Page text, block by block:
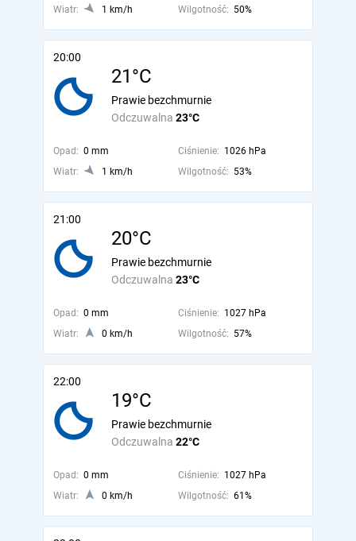
Wiatr:
1 km/h Wilgotność: 50%
20:00
21°C
Odczuwalna 23°C
Prawie bezchmurnie
Opad: 0 mm Ciśnienie: 1026 hPa
Wiatr:
1 km/h Wilgotność: 53%
21:00
20°C
Odczuwalna 23°C
Prawie bezchmurnie
Opad: 0 mm Ciśnienie: 1027 hPa
Wiatr:
0 km/h Wilgotność: 57%
22:00
19°C
Odczuwalna 22°C
Prawie bezchmurnie
Opad: 0 mm Ciśnienie: 1027 hPa
Wiatr:
0 km/h Wilgotność: 61%